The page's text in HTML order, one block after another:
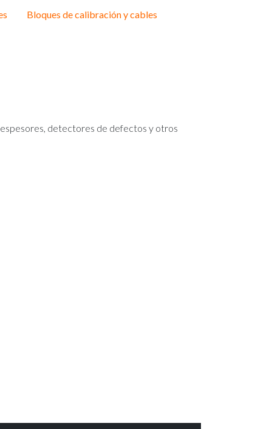
Bloques de calibración y cables
detectores de defectos y otros